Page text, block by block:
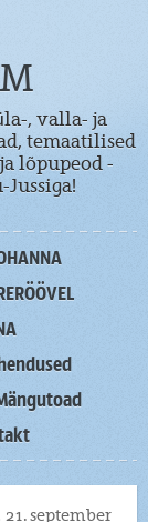
, valla- ja
temaatilised
lõpupeod -
21. september